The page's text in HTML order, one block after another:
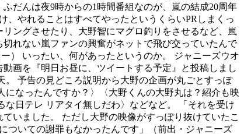
だんは夜9時からの1時間番組なのが、嵐の結成20周年
やれることはすべてやったというくらいPRしまくっ
ングさせたり、大野智にマグロ釣りをさせるなど、嵐
れない嵐ファンの興奮がネットで飛び交っていたんで
） いったい、何があったというのか。 ジャニーズウオ
画を『明日お昼に、ツイートする予定』と投稿しまし
予告の見どころ説明から大野の企画が丸ごとすっぽ
なったんですか？〉〈大野くんの大野丸は？紹介も映
日テレ リアタイ無しだわ〉などなど。 「それを受け
いました。 ただし大野の映像がすっぽり抜けていたこ
ついての謝罪もなかったんです」（前出・ジャニーズ